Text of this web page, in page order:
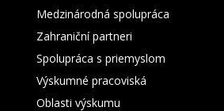
Medzinárodná spolupráca
Zahraniční partneri
Spolupráca s priemyslom
Výskumné pracoviská
Oblasti výskumu